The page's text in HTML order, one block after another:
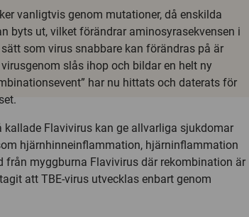
vanligtvis genom mutationer, då enskilda
byts ut, vilket förändrar aminosyrasekvensen i
som virus snabbare kan förändras på är
slås ihop och bildar en helt ny
har nu hittats och daterats för
kallade Flavivirus kan ge allvarliga sjukdomar
hjärnhinneinflammation, hjärninflammation
från myggburna Flavivirus där rekombination är
att TBE-virus utvecklas enbart genom